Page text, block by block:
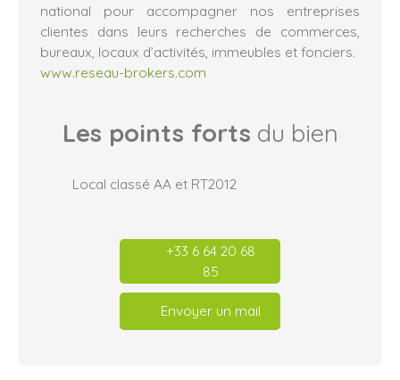
national pour accompagner nos entreprises
clientes dans leurs recherches de commerces,
bureaux, locaux d’activités, immeubles et fonciers.
www.reseau-brokers.com
Les points forts du bien
Local classé AA et RT2012
+33 6 64 20 68
85
Envoyer un mail